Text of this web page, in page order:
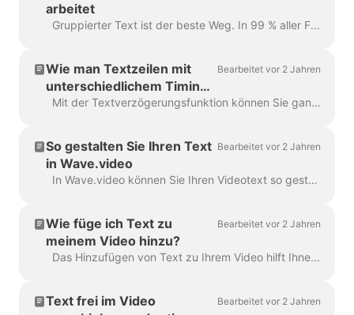
arbeitet
Gruppierter Text ist der beste Weg. In 99 % aller Fälle können Sie damit alles machen, was Sie brauchen. Manchmal möchte man jedoch ein oder zwei Gruppen erstellen...
Wie man Textzeilen mit
unterschiedlichem Timing
anzeigt
Bearbeitet vor 2 Jahren
Mit der Textverzögerungsfunktion können Sie ganz einfach die Zeit steuern, in der der Text auf dem Bildschirm angezeigt wird. Stellen Sie dazu sicher, dass der Text aus mehreren Zeilen in einem...
So gestalten Sie Ihren Text
in Wave.video
Bearbeitet vor 2 Jahren
In Wave.video können Sie Ihren Videotext so gestalten, wie Sie es möchten. Hier sind die Bearbeitungsmöglichkeiten, die Sie haben: Ändern Sie die Schriftart Ändern Sie die Textk...
Wie füge ich Text zu
meinem Video hinzu?
Bearbeitet vor 2 Jahren
Das Hinzufügen von Text zu Ihrem Video hilft Ihnen, Ihre Botschaft zu vermitteln, auch wenn die Zuschauer das Video ohne Ton ansehen. In Wave.video können Sie genau das tun ...
Text frei im Video
Bearbeitet vor 2 Jahren